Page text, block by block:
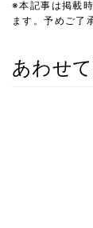
※本記事は掲載
ます。予めご了
あわせ